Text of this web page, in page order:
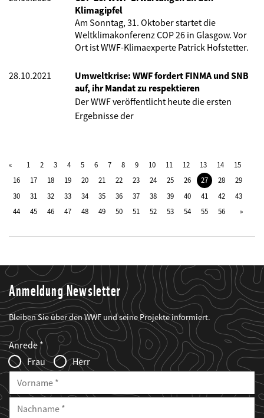
Klimagipfel
Am Sonntag, 31. Oktober startet die
Weltklimakonferenz COP 26 in Glasgow. Vor
Ort ist WWF-Klimaexperte Patrick Hofstetter.
28.10.2021
Umweltkrise: WWF fordert FINMA und SNB
auf, ihr Mandat zu respektieren
Der WWF veröffentlicht heute die ersten
Ergebnisse der
1 2 3 4 5 6 7 8 9 10 11 12 13 14
15
16
17 18 19 20 21 22 23 24 25 26 27 28
29
30
31 32 33 34 35 36 37 38 39 40 41 42
43
44
45 46 47 48 49 50 51 52 53 54 55 56
Anmeldung Newsletter
Bleiben Sie über den WWF und seine Projekte informiert.
Web2Case
Infofelder
Fieldset
anrede_name
Anrede
Frau
Herr
Vorname
Nachname